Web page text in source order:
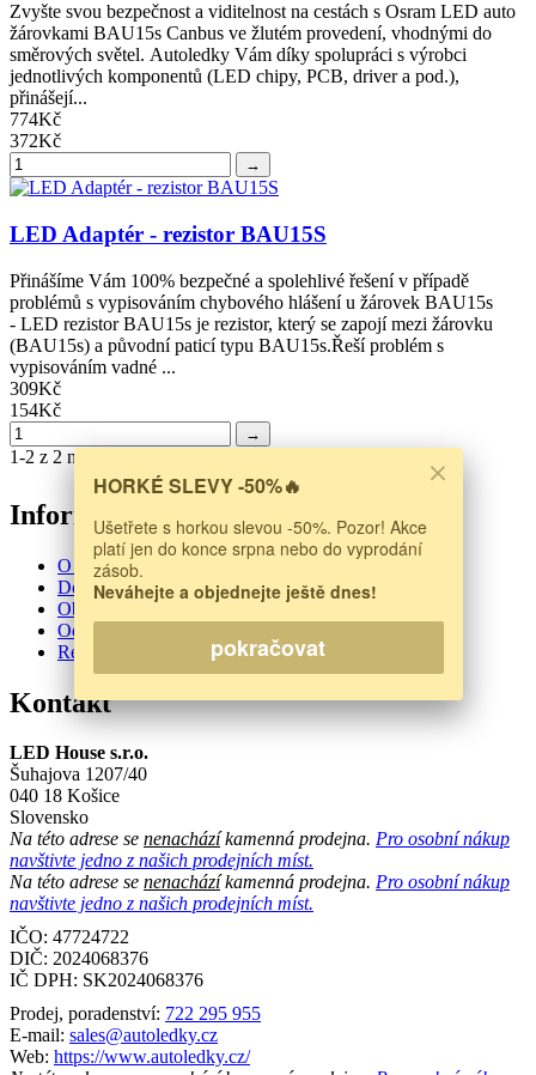
Zvyšte svou bezpečnost a viditelnost na cestách s Osram LED auto
žárovkami BAU15s Canbus ve žlutém provedení, vhodnými do
směrových světel. Autoledky Vám díky spolupráci s výrobci
jednotlivých komponentů (LED chipy, PCB, driver a pod.),
přinášejí...
774Kč
372Kč
→
LED Adaptér - rezistor BAU15S
Přinášíme Vám 100% bezpečné a spolehlivé řešení v případě
problémů s vypisováním chybového hlášení u žárovek BAU15s
- LED rezistor BAU15s je rezistor, který se zapojí mezi žárovku
(BAU15s) a původní paticí typu BAU15s.Řeší problém s
vypisováním vadné ...
309Kč
154Kč
→
1-2 z 2 nalezeno výsledků
Informácie
O nás
Doprava a platba
Obchodní podmínky
Odstoupení od smlouvy
Reklamační protokol
Kontakt
LED House s.r.o.
Šuhajova 1207/40
040 18 Košice
Slovensko
Na této adrese se nenacházíkamenná prodejna. Pro osobní nákup
navštivte jedno z našich prodejních míst.
Na této adrese se nenacházíkamenná prodejna. Pro osobní nákup
navštivte jedno z našich prodejních míst.
IČO: 47724722
DIČ: 2024068376
IČ DPH: SK2024068376
Prodej, poradenství: 722 295 955
E-mail: sales@autoledky.cz
Web: https://www.autoledky.cz/
HORKÉ SLEVY -50%🔥
Ušetřete s horkou slevou -50%. Pozor! Akce
platí jen do konce srpna nebo do vyprodání
zásob.
Neváhejte a objednejte ještě dnes!
pokračovat